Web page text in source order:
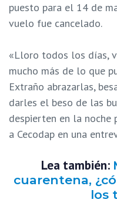
puesto para el 14 de
vuelo fue cancelado.
«Lloro todos los días,
mucho más de lo que
Extraño abrazarlas,
darles el beso de las
despierten en la noche
a Cecodap en una
Lea también:
cuarentena,
los